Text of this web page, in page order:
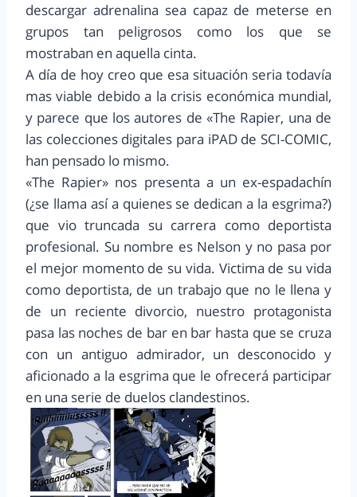
descargar adrenalina sea capaz de meterse en
grupos tan peligrosos como los que se
mostraban en aquella cinta.
A día de hoy creo que esa situación seria todavía
mas viable debido a la crisis económica mundial,
y parece que los autores de «The Rapier, una de
las colecciones digitales para iPAD de SCI-COMIC,
han pensado lo mismo.
«The Rapier» nos presenta a un ex-espadachín
(¿se llama así a quienes se dedican a la esgrima?)
que vio truncada su carrera como deportista
profesional. Su nombre es Nelson y no pasa por
el mejor momento de su vida. Victima de su vida
como deportista, de un trabajo que no le llena y
de un reciente divorcio, nuestro protagonista
pasa las noches de bar en bar hasta que se cruza
con un antiguo admirador, un desconocido y
aficionado a la esgrima que le ofrecerá participar
en una serie de duelos clandestinos.